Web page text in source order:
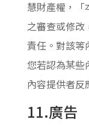
慧財產權，「
之審查或修改
責任。對該等
您若認為某些
內容提供者反
11.廣告